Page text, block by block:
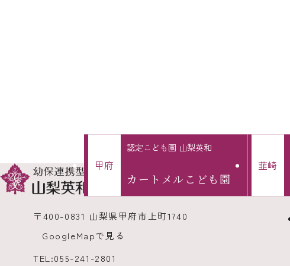
甲府
認定こども園 山梨英和
カートメルこども園
韮崎
〒400-0831 山梨県甲府市上町1740
GoogleMapで見る
TEL:055-241-2801